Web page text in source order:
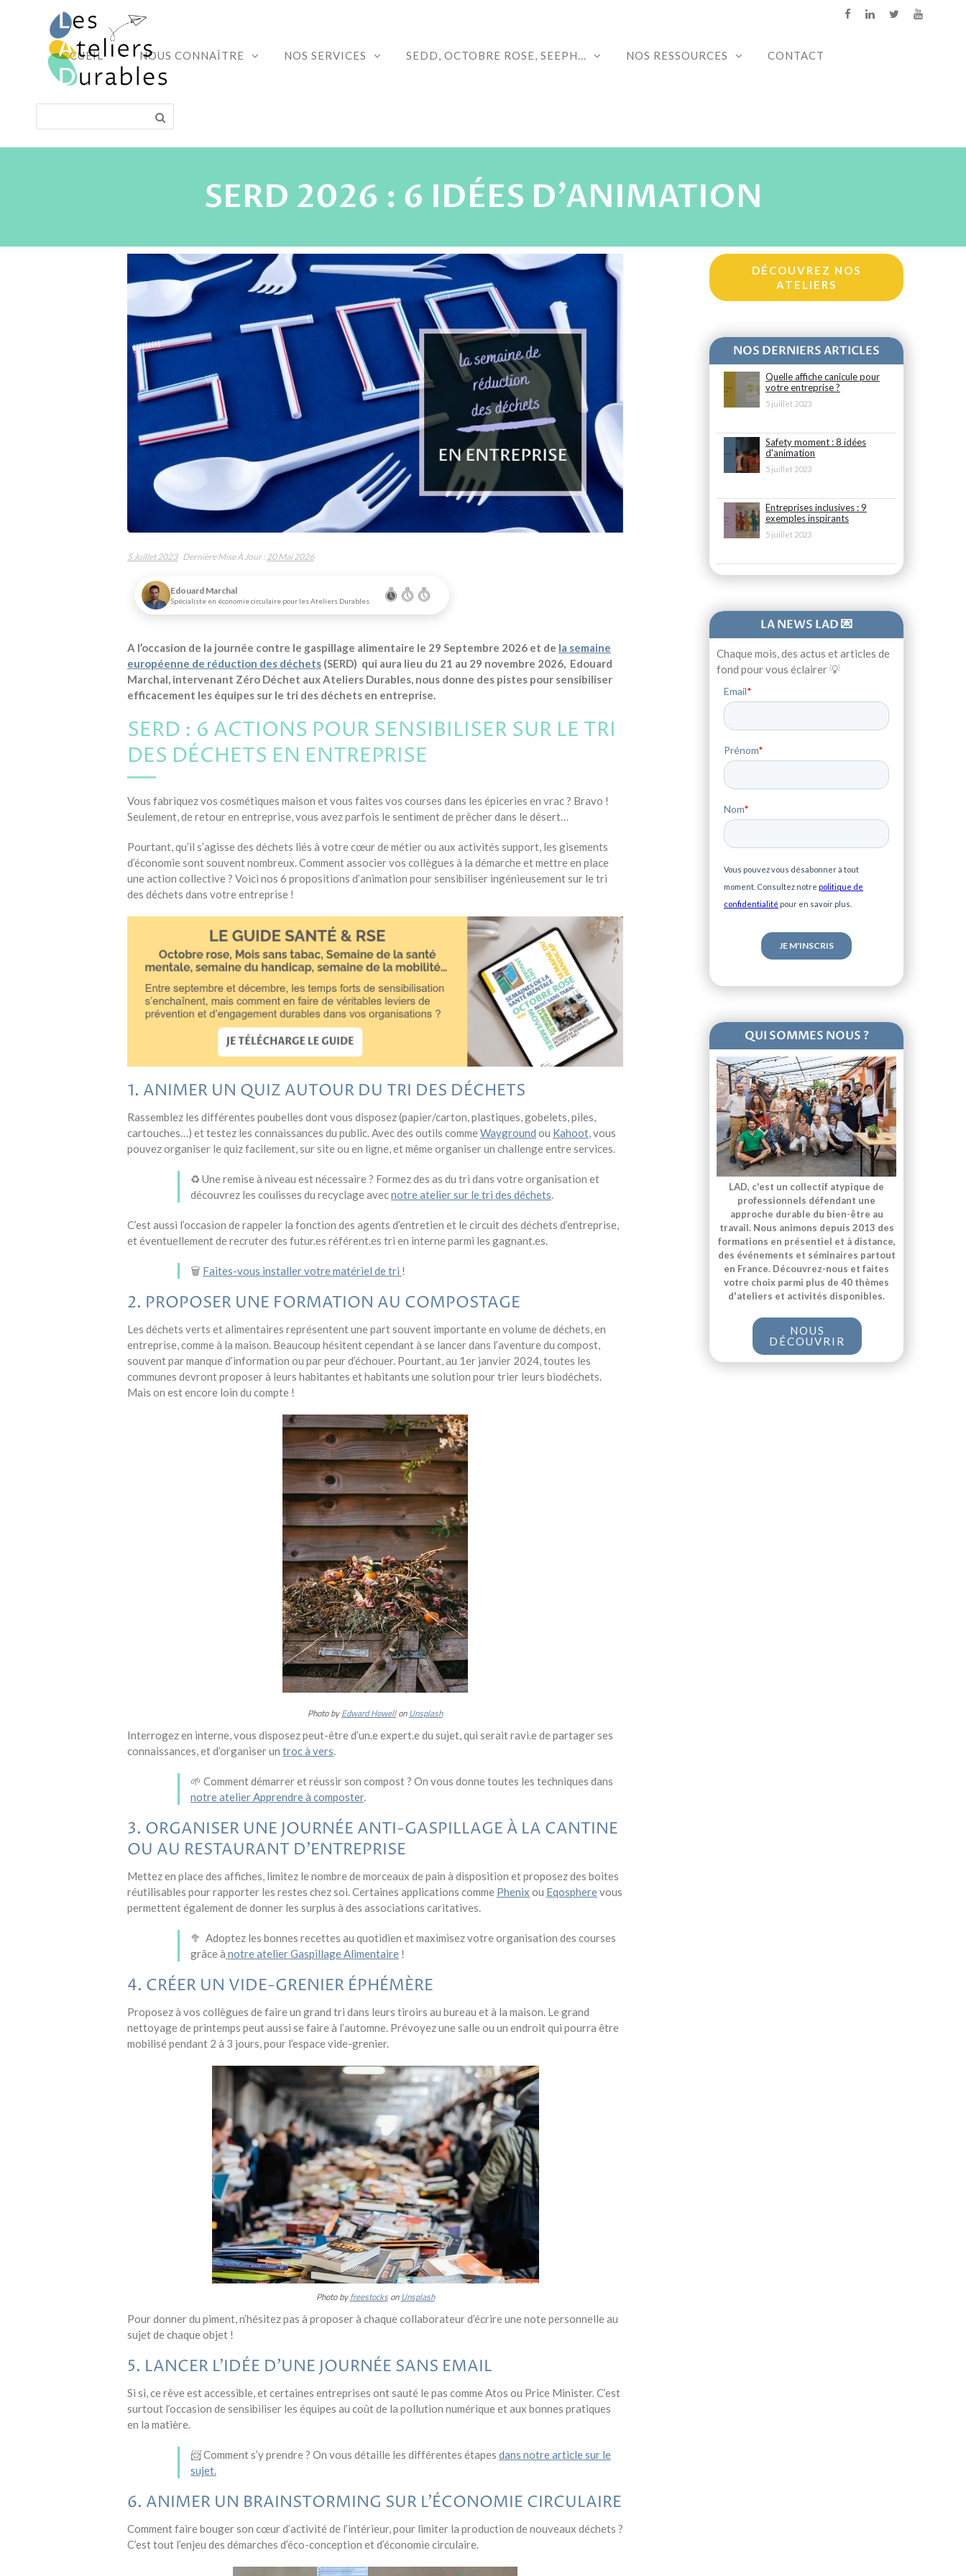
ACCUEIL NOUS CONNAÎTRE NOS SERVICES SEDD, OCTOBRE ROSE, SEEPH... NOS RESSOURCES CONTACT
SERD 2026 : 6 IDÉES D'ANIMATION
5 Juillet 2023 Dernière Mise À Jour :20 Mai 2026
Edouard Marchal
Spécialiste en économie circulaire pour les Ateliers Durables
A l’occasion de la journée contre le gaspillage alimentaire le 29 Septembre 2026 et de la semaine
européenne de réduction des déchets (SERD) qui aura lieu du 21 au 29 novembre 2026, Edouard
Marchal, intervenant Zéro Déchet aux Ateliers Durables, nous donne des pistes pour sensibiliser
efficacement les équipes sur le tri des déchets en entreprise.
SERD : 6 ACTIONS POUR SENSIBILISER SUR LE TRI
DES DÉCHETS EN ENTREPRISE
Vous fabriquez vos cosmétiques maison et vous faites vos courses dans les épiceries en vrac ? Bravo !
Seulement, de retour en entreprise, vous avez parfois le sentiment de prêcher dans le désert…
Pourtant, qu’il s’agisse des déchets liés à votre cœur de métier ou aux activités support, les gisements
d’économie sont souvent nombreux.Comment associer vos collègues à la démarche et mettre en place
une action collective ? Voici nos 6 propositions d’animation pour sensibiliser ingénieusement sur le tri
des déchets dans votre entreprise !
1. ANIMER UN QUIZ AUTOUR DU TRI DES DÉCHETS
Rassemblez les différentes poubelles dont vous disposez (papier/carton, plastiques, gobelets, piles,
cartouches…) et testez les connaissances du public. Avec des outils commeWayground ou Kahoot, vous
pouvez organiser le quiz facilement, sur site ou en ligne, et même organiser un challenge entre services.
♻️ Une remise à niveau est nécessaire ? Formez des as du tri dans votre organisation et
découvrez les coulisses du recyclage avecnotre atelier sur le tri des déchets.
C’est aussi l’occasion de rappeler la fonction des agents d’entretien et le circuit des déchets d’entreprise,
et éventuellement de recruter des futur.es référent.es tri en interne parmi les gagnant.es.
🗑️ Faites-vous installer votre matériel de tri !
2. PROPOSER UNE FORMATION AU COMPOSTAGE
Les déchets verts et alimentaires représentent une part souvent importante en volume de déchets, en
entreprise, comme à la maison. Beaucoup hésitent cependant à se lancer dans l’aventure du compost,
souvent par manque d’information ou par peur d’échouer. Pourtant, au 1er janvier 2024, toutes les
communes devront proposer à leurs habitantes et habitants une solution pour trier leurs biodéchets.
Mais on est encore loin du compte !
Photo byEdward HowellonUnsplash
Interrogez en interne, vous disposez peut-être d’un.e expert.e du sujet, qui serait ravi.e de partager ses
connaissances, et d’organiser un troc à vers.
🌱 Comment démarrer et réussir son compost ? On vous donne toutes les techniques dans
notre atelier Apprendre à composter.
3. ORGANISER UNE JOURNÉE ANTI-GASPILLAGE À LA CANTINE
OU AU RESTAURANT D’ENTREPRISE
Mettez en place des affiches, limitez le nombre de morceaux de pain à disposition et proposez des boites
réutilisables pour rapporter les restes chez soi. Certaines applications comme Phenix ou Eqospherevous
permettent également de donner les surplus à des associations caritatives.
🥦 Adoptez les bonnes recettes au quotidien et maximisez votre organisation des courses
grâce à notre atelier Gaspillage Alimentaire !
4. CRÉER UN VIDE-GRENIER ÉPHÉMÈRE
Proposez à vos collègues de faire un grand tri dans leurs tiroirs au bureau et à la maison. Le grand
nettoyage de printemps peut aussi se faire à l’automne. Prévoyez une salle ou un endroit qui pourra être
mobilisé pendant 2 à 3 jours, pour l’espace vide-grenier.
Photo byfreestocksonUnsplash
Pour donner du piment, n’hésitez pas à proposer à chaque collaborateur d’écrire une note personnelle au
sujet de chaque objet !
5. LANCER L’IDÉE D’UNE JOURNÉE SANS EMAIL
Si si, ce rêve est accessible, et certaines entreprises ont sauté le pas comme Atos ou Price Minister. C’est
surtout l’occasion de sensibiliser les équipes au coût de la pollution numérique et aux bonnes pratiques
en la matière.
📨 Comment s’y prendre ? On vous détaille les différentes étapes dans notre article sur le
sujet.
6. ANIMER UN BRAINSTORMING SUR L’ÉCONOMIE CIRCULAIRE
Comment faire bouger son cœur d’activité de l’intérieur, pour limiter la production de nouveaux déchets ?
C’est tout l’enjeu des démarches d’éco-conception et d’économie circulaire.
DÉCOUVREZ NOS
ATELIERS
NOS DERNIERS ARTICLES
Quelle affiche canicule pour
votre entreprise ?
5 juillet 2023
Safety moment : 8 idées
d'animation
5 juillet 2023
Entreprises inclusives : 9
exemples inspirants
5 juillet 2023
LA NEWS LAD 💌
Chaque mois, des actus et articles de
fond pour vous éclairer 💡
Email*
Prénom*
Nom*
Vous pouvez vous désabonner à tout
moment. Consultez notre politique de
confidentialité pour en savoir plus.
QUI SOMMES NOUS ?
LAD, c'est un collectif atypique de
professionnels défendant une
approche durable du bien-être au
travail. Nous animons depuis 2013 des
formations en présentiel et à distance,
des événements et séminaires partout
en France. Découvrez-nous et faites
votre choix parmi plus de 40 thèmes
d'ateliers et activités disponibles.
NOUS
DÉCOUVRIR